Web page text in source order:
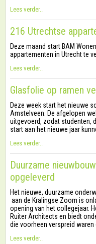
Lees verder..
216 Utrechtse
Deze maand start BAM
appartementen in Utrecht te
Lees verder..
Glasfolie op ramen
Deze week start het nieuwe
Amstelveen. De afgelopen
uitgevoerd, zodat studenten,
start aan het nieuwe jaar
Lees verder..
Duurzame
opgeleverd
Het nieuwe, duurzame
aan de Kralingse Zoom is
opening van het collegejaar.
Ruiter Architects en biedt
die voorheen verspreid
Lees verder..